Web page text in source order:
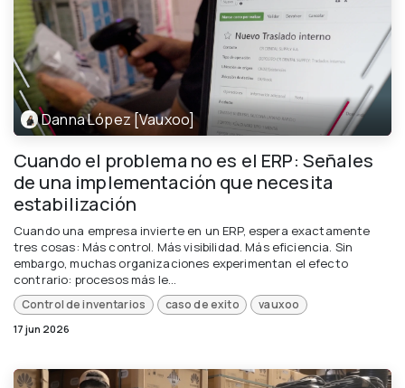
Danna López [Vauxoo]
Cuando el problema no es el ERP: Señales
de una implementación que necesita
estabilización
Cuando una empresa invierte en un ERP, espera exactamente
tres cosas: Más control. Más visibilidad. Más eficiencia. Sin
embargo, muchas organizaciones experimentan el efecto
contrario: procesos más le...
Control de inventarios caso de exito vauxoo
17 jun 2026